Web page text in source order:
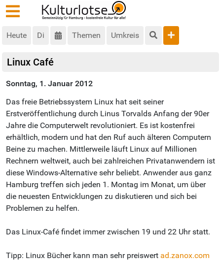
Heute Di Themen Umkreis
Linux Café
Sonntag, 1. Januar 2012
Das freie Betriebssystem Linux hat seit seiner
Erstveröffentlichung durch Linus Torvalds Anfang der 90er
Jahre die Computerwelt revolutioniert. Es ist kostenfrei
erhältlich, modern und hat den Ruf auch älteren Computern
Beine zu machen. Mittlerweile läuft Linux auf Millionen
Rechnern weltweit, auch bei zahlreichen Privatanwendern ist
diese Windows-Alternative sehr beliebt. Anwender aus ganz
Hamburg treffen sich jeden 1. Montag im Monat, um über
die neuesten Entwicklungen zu diskutieren und sich bei
Problemen zu helfen.
Das Linux-Café findet immer zwischen 19 und 22 Uhr statt.
Tipp: Linux Bücher kann man sehr preiswert ad.zanox.com